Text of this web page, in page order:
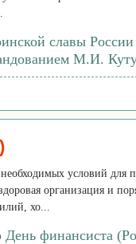
славы
М.И.
условий для
организация и
хо...
День финансиста